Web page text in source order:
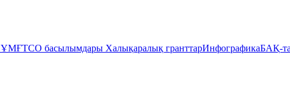
ҰМҒТСО басылымдары Халықаралық гранттарИнфографикаБАҚ-